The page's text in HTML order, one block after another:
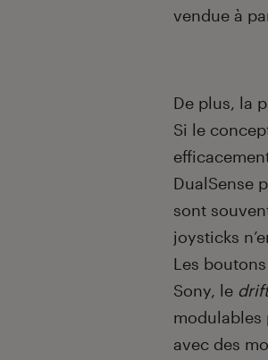
vendue à
De plus, la
Si le
DualSense
sont
joysticks
Les
Sony, le drift
modulables
avec des